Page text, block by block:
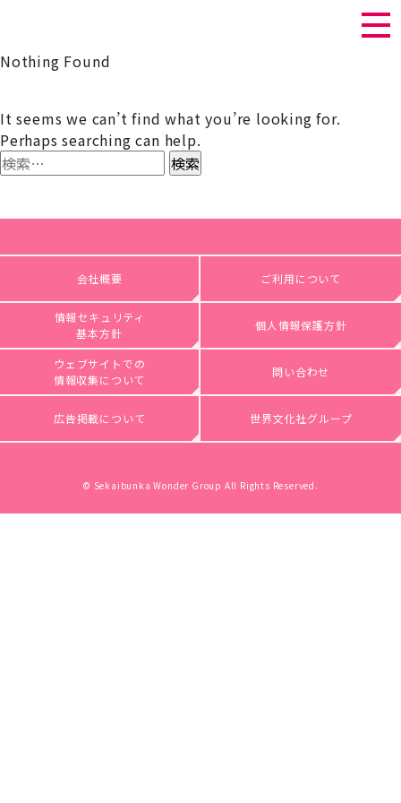
Nothing Found
It seems we can’t find what you’re looking for.
Perhaps searching can help.
検
索:
会社概要 ご利用について
情報セキュリティ
基本方針
個人情報保護方針
ウェブサイトでの
情報収集について
問い合わせ
広告掲載について 世界文化社グループ
© Sekaibunka Wonder Group All Rights Reserved.